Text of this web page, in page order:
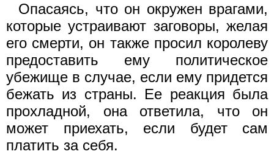
Опасаясь, что он окружен врагами,
которые устраивают заговоры, желая
его смерти, он также просил королеву
предоставить ему политическое
убежище в случае, если ему придется
бежать из страны. Ее реакция была
прохладной, она ответила, что он
может приехать, если будет сам
платить за себя.